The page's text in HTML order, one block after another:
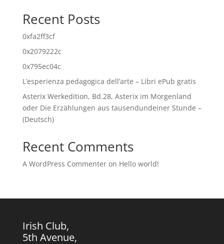
Recent Posts
0xfa2ff3cf
0x2079222c
0x795ec04c
L’esperienza pedagogica dell’arte – Libri ePub gratis
Asterix Werkedition, Bd.28, Asterix im Morgenland
oder Die Erzählungen aus tausendundeiner Stunde –
(Deutsch)
Recent Comments
A WordPress Commenteron Hello world!
Irish Club,
5th Avenue,